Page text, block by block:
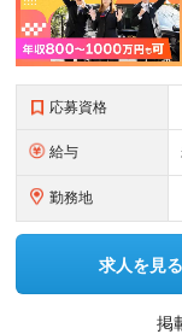
応募資格
給与
勤務地
求人を見る
掲